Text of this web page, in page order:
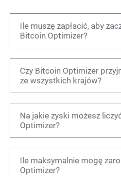
Ile muszę zapłacić, aby
Bitcoin Optimizer?
Czy Bitcoin Optimizer
ze wszystkich krajów?
Na jakie zyski możesz
Optimizer?
Ile maksymalnie mogę
Optimizer?